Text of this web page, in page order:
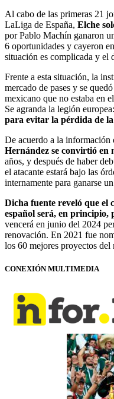
Al cabo de las primeras 21
LaLiga de España, Elche
por Pablo Machín ganaron
6 oportunidades y cayeron
situación es complicada y el
Frente a esta situación, la
mercado de pases y se
mexicano que no estaba en
Se agranda la legión europea:
para evitar la pérdida de
De acuerdo a la
Hernández se convirtió en
años, y después de haber
el atacante estará bajo las
internamente para ganarse
Dicha fuente reveló que el
español será, en principio,
vencerá en junio del 2024
renovación. En 2021 fue
los 60 mejores proyectos del
CONEXIÓN MULTIMEDIA